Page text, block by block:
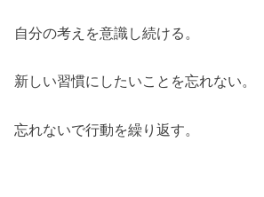
自分の考えを意識し続ける。
新しい習慣にしたいことを忘れない。
忘れないで行動を繰り返す。